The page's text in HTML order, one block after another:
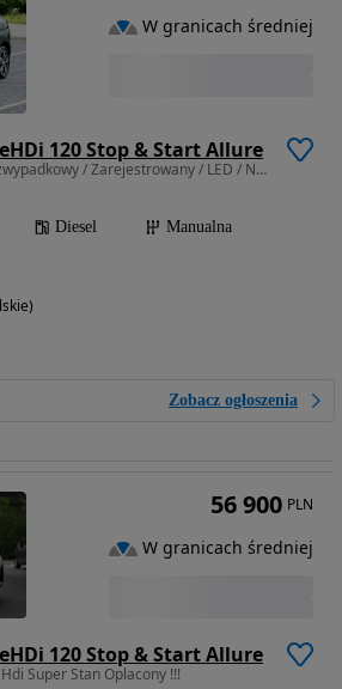
120 Stop & Start Allure
1560 cm3 • 120 KM • Bezwypadkowy / Zarejestrowany / LED / Nawigacja / Kamera / ALLURE
Diesel
Manualna
Zobacz ogłoszenia
W granicach średniej
120 Stop & Start Allure
Super Stan Oplacony !!!
56 900 PLN
W granicach średniej